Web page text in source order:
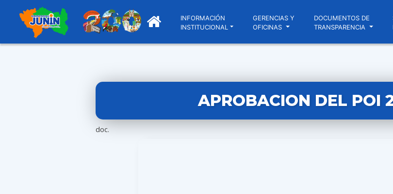
INFORMACIÓN
INSTITUCIONAL
GERENCIAS Y
OFICINAS
DOCUMENTOS DE
TRANSPARENCIA
APROBACION DEL POI
doc.